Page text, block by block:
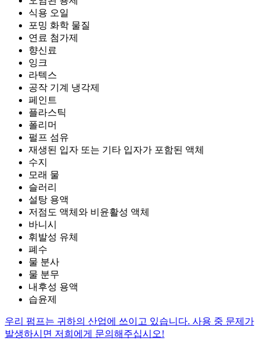
식용 오일
포밍 화학 물질
연료 첨가제
향신료
잉크
라텍스
공작 기계 냉각제
페인트
플라스틱
폴리머
펄프 섬유
재생된 입자 또는 기타 입자가 포함된 액체
수지
모래 물
슬러리
설탕 용액
저점도 액체와 비윤활성 액체
바니시
휘발성 유체
폐수
물 분사
물 분무
내후성 용액
습윤제
우리 펌프는 귀하의 산업에 쓰이고 있습니다. 사용 중 문제가
발생하시면 저희에게 문의해주십시오!